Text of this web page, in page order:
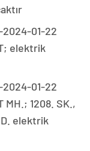
2024-01-22
elektrik
2024-01-22
MH.; 1208. SK.,
elektrik